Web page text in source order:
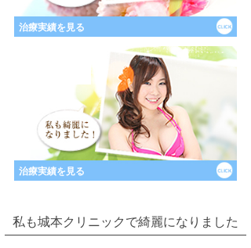
治療実績を見る
治療実績を見る
私も城本クリニックで綺麗になりました